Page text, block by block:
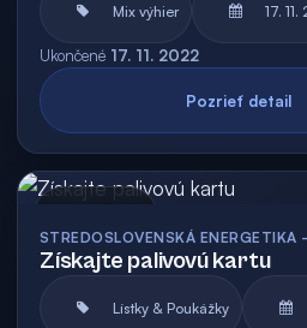
Mix výhier 17.
Ukončené 17. 11. 2022
Pozrieť detail
STREDOSLOVENSKÁ ENERGETIKA
Získajte palivovú kartu
Lístky & Poukážky